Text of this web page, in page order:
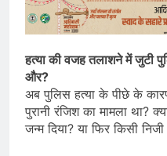
हत्या की वजह तलाशने में जुटी
और?
अब पुलिस हत्या के पीछे के
पुरानी रंजिश का मामला था?
जन्म दिया? या फिर किसी